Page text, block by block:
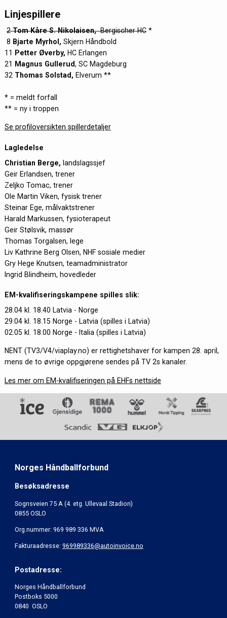
Linjespillere
2Tom Kåre S. Nikolaisen,Bergischer HC*
8 Bjarte Myrhol, Skjern Håndbold
11
Petter Øverby, HC Erlangen
21
Magnus Gullerud, SC Magdeburg
32 Thomas Solstad, Elverum **
* = meldt forfall
** = ny i troppen
Se profiloversikten spillerdetaljer
Lagledelse
Christian Berge, landslagssjef
Geir Erlandsen, trener
Zeljko Tomac, trener
Ole Martin Viken, fysisk trener
Steinar Ege, målvaktstrener
Harald Markussen, fysioterapeut
Geir Stølsvik, massør
Thomas Torgalsen, lege
Liv Kathrine Berg Olsen, NHF sosiale medier
Gry Hege Knutsen, teamadministrator
Ingrid Blindheim, hovedleder
EM-kvalifiseringskampene spilles slik:
28.04 kl. 18.40 Latvia - Norge
29.04 kl. 18.15 Norge - Latvia (spilles i Latvia)
02.05 kl. 18.00 Norge - Italia (spilles i Latvia)
NENT (TV3/V4/viaplay.no) er rettighetshaver for kampen 28. april,
mens de to øvrige oppgjørene sendes på TV 2s kanaler.
Les mer om EM-kvalifiseringen på EHFs nettside
Norges Håndballforbund
Besøksadresse
Sognsveien 75 A (4. etg. Ullevaal Stadion)
0855 OSLO
Org.nummer: 969 989 336 MVA
Fakturaadresse: 969989336@autoinvoice.no
Postadresse:
Norges Håndballforbund
Postboks 5000
0840 OSLO